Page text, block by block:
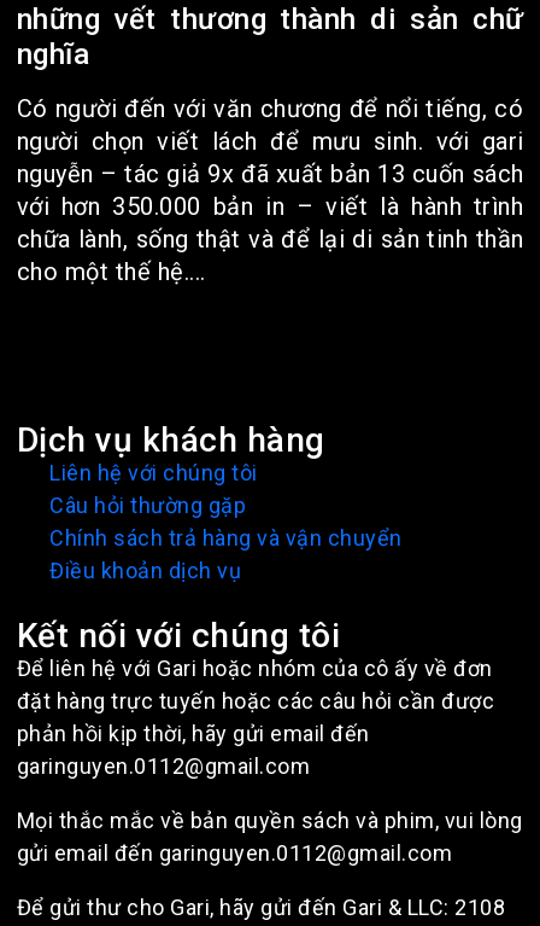
những vết thương thành di sản chữ
nghĩa
Có người đến với văn chương để nổi tiếng, có
người chọn viết lách để mưu sinh. với gari
nguyễn – tác giả 9x đã xuất bản 13 cuốn sách
với hơn 350.000 bản in – viết là hành trình
chữa lành, sống thật và để lại di sản tinh thần
cho một thế hệ....
Dịch vụ khách hàng
Liên hệ với chúng tôi
Câu hỏi thường gặp
Chính sách trả hàng và vận chuyển
Điều khoản dịch vụ
Kết nối với chúng tôi
Để liên hệ với Gari hoặc nhóm của cô ấy về đơn
đặt hàng trực tuyến hoặc các câu hỏi cần được
phản hồi kịp thời, hãy gửi email đến
garinguyen.0112@gmail.com
Mọi thắc mắc về bản quyền sách và phim, vui lòng
gửi email đến garinguyen.0112@gmail.com
Để gửi thư cho Gari, hãy gửi đến Gari & LLC: 2108